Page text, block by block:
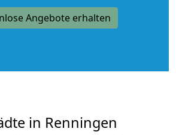
Angebote erhalten
in Renningen